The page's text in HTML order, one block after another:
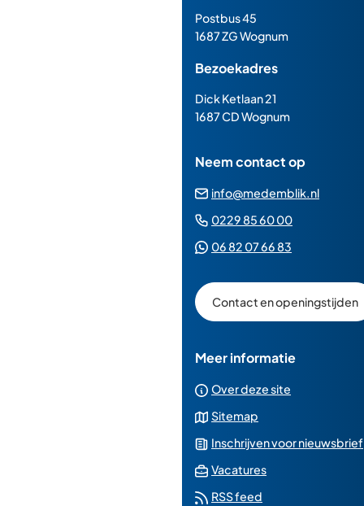
het
van
de
paginainhoud
Postbus 45
1687 ZG Wognum
Bezoekadres
Dick Ketlaan 21
1687 CD Wognum
Neem contact op
info@medemblik.nl
0229 85 60 00(Verwijst
06 82 07 66 83
een
Whatsapp
Contact en openingstijden
Meer informatie
Over deze site
Sitemap
Inschrijven voor nieuwsbrief
Vacatures(Verwijst
RSS feed